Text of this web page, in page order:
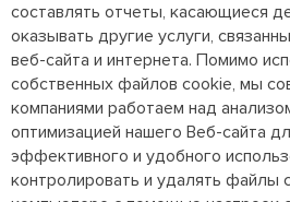
составлять отчеты, касающиеся
оказывать другие услуги,
веб-сайта и интернета. Помимо
собственных файлов cookie, мы
компаниями работаем над
оптимизацией нашего Веб-сайта
эффективного и удобного
контролировать и удалять файлы